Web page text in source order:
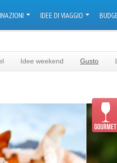
IDEE DI VIAGGIO
Idee weekend Gusto